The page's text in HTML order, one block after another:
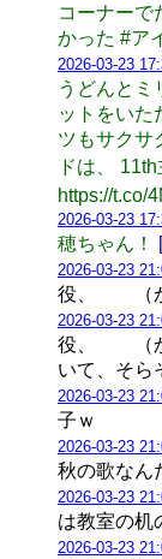
コーナーで
かった #ア
2026-03-23
うどんとミ
ットをいた
ツもサクサ
ドは、
https://t.co/
2026-03-23
穂ちゃん！
2026-03-23
役、 （か
2026-03-23
役、 （か
いて、そら
2026-03-23
子ｗ
2026-03-23
秋の歌なん
2026-03-23
は教室の机
2026-03-23